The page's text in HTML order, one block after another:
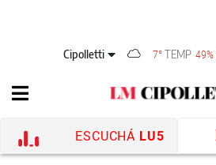
Cipolletti 7° TEMP 49%
ESCUCHÁ LU5